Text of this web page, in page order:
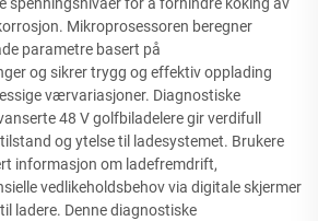
Mikroprosessoren beregner
parametre basert på
og sikrer trygg og effektiv opplading
værvariasjoner. Diagnostiske
48 V golfbiladelere gir verdifull
og ytelse til ladesystemet. Brukere
informasjon om ladefremdrift,
vedlikeholdsbehov via digitale skjermer
ladere. Denne diagnostiske